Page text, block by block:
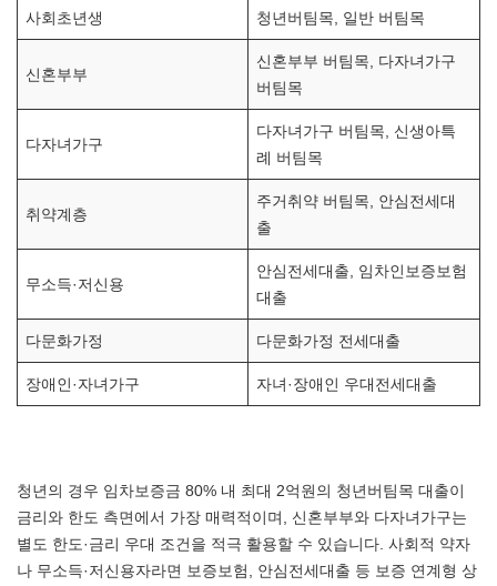
사회초년생 청년버팀목, 일반 버팀목
신혼부부
신혼부부 버팀목, 다자녀가구
버팀목
다자녀가구
다자녀가구 버팀목, 신생아특
례 버팀목
취약계층
주거취약 버팀목, 안심전세대
출
무소득·저신용
안심전세대출, 임차인보증보험
대출
다문화가정 다문화가정 전세대출
장애인·자녀가구 자녀·장애인 우대전세대출
청년의 경우 임차보증금 80% 내 최대 2억원의 청년버팀목 대출이
금리와 한도 측면에서 가장 매력적이며, 신혼부부와 다자녀가구는
별도 한도·금리 우대 조건을 적극 활용할 수 있습니다. 사회적 약자
나 무소득·저신용자라면 보증보험, 안심전세대출 등 보증 연계형 상